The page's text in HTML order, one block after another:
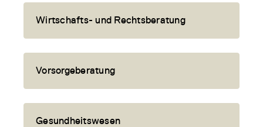
Wirtschafts- und Rechtsberatung
Vorsorgeberatung
Gesundheitswesen